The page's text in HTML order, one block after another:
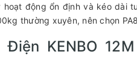
động ổn định và kéo dài
thường xuyên, nên chọn
KENBO